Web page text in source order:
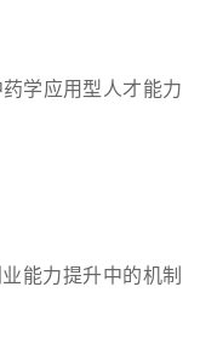
学应用型人才能力
能力提升中的机制